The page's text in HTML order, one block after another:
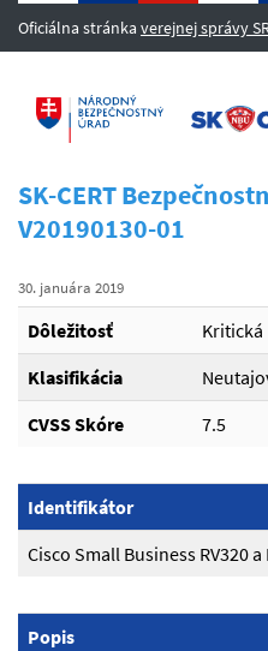
Oficiálna stránka verejnej správy
SK-CERT
V20190130-01
30. januára 2019
Dôležitosť
Kritická
Klasifikácia
CVSS Skóre
7.5
Identifikátor
Cisco Small Business RV320
Popis